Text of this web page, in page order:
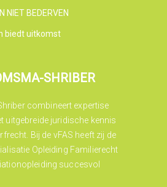
NIET BEDERVEN
biedt uitkomst
SHRIBER
combineert expertise
uitgebreide juridische kennis
Bij de vFAS heeft zij de
Opleiding Familierecht
succesvol